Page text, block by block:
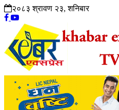
२०८३ श्रावण २३, शनिबार